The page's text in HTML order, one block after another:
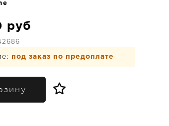
руб
под заказ по предоплате